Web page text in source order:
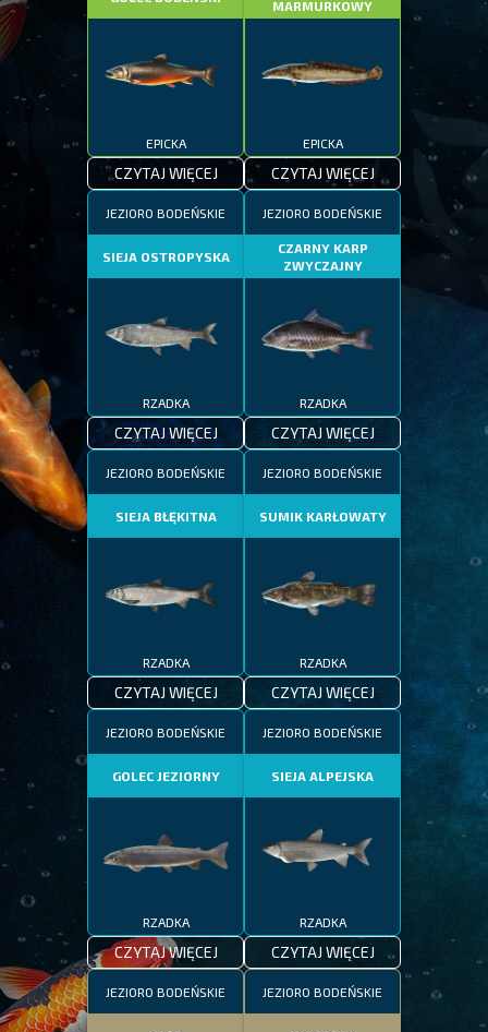
EPICKA
CZYTAJ WIĘCEJ
MARMURKOWY
EPICKA
CZYTAJ WIĘCEJ
JEZIORO BODEŃSKIE
SIEJA OSTROPYSKA
RZADKA
CZYTAJ WIĘCEJ
JEZIORO BODEŃSKIE
CZARNY KARP
ZWYCZAJNY
RZADKA
CZYTAJ WIĘCEJ
JEZIORO BODEŃSKIE
SIEJA BŁĘKITNA
RZADKA
CZYTAJ WIĘCEJ
JEZIORO BODEŃSKIE
SUMIK KARŁOWATY
RZADKA
CZYTAJ WIĘCEJ
JEZIORO BODEŃSKIE
GOLEC JEZIORNY
RZADKA
CZYTAJ WIĘCEJ
JEZIORO BODEŃSKIE
SIEJA ALPEJSKA
RZADKA
CZYTAJ WIĘCEJ
JEZIORO BODEŃSKIE JEZIORO BODEŃSKIE